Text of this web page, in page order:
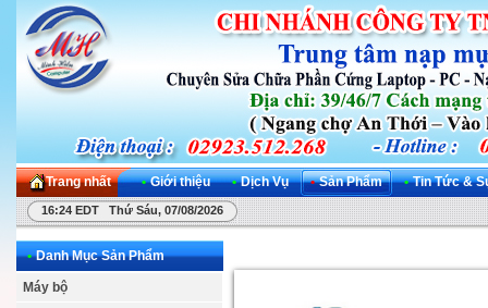
Trang nhất • Giới thiệu • Dịch Vụ • Sản Phẩm • Tin Tức &
16:24 EDT Thứ Sáu, 07/08/2026
• Danh Mục Sản Phẩm
Máy bộ